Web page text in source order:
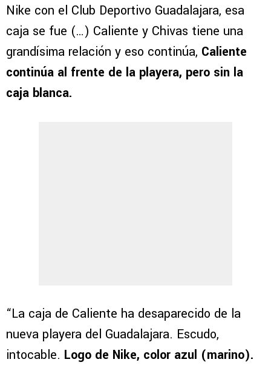
Nike con el Club Deportivo Guadalajara, esa
caja se fue (…) Caliente y Chivas tiene una
grandísima relación y eso continúa, Caliente
continúa al frente de la playera, pero sin la
caja blanca.
“La caja de Caliente ha desaparecido de la
nueva playera del Guadalajara. Escudo,
intocable. Logo de Nike, color azul (marino).